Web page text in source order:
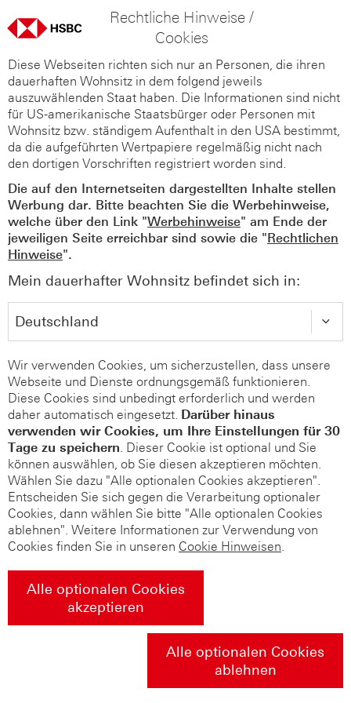
Rechtliche Hinweise /
Cookies
Diese Webseiten richten sich nur an Personen, die ihren
dauerhaften Wohnsitz in dem folgend jeweils
auszuwählenden Staat haben. Die Informationen sind nicht
für US-amerikanische Staatsbürger oder Personen mit
Wohnsitz bzw. ständigem Aufenthalt in den USA bestimmt,
da die aufgeführten Wertpapiere regelmäßig nicht nach
den dortigen Vorschriften registriert worden sind.
Die auf den Internetseiten dargestellten Inhalte stellen
Werbung dar. Bitte beachten Sie die Werbehinweise,
welche über den Link "Werbehinweise" am Ende der
jeweiligen Seite erreichbar sind sowie die "Rechtlichen
Hinweise".
Mein dauerhafter Wohnsitz befindet sich in:
Wir verwenden Cookies, um sicherzustellen, dass unsere
Webseite und Dienste ordnungsgemäß funktionieren.
Diese Cookies sind unbedingt erforderlich und werden
daher automatisch eingesetzt. Darüber hinaus
verwenden wir Cookies, um Ihre Einstellungen für 30
Tage zu speichern. Dieser Cookie ist optional und Sie
können auswählen, ob Sie diesen akzeptieren möchten.
Wählen Sie dazu "Alle optionalen Cookies akzeptieren".
Entscheiden Sie sich gegen die Verarbeitung optionaler
Cookies, dann wählen Sie bitte "Alle optionalen Cookies
ablehnen". Weitere Informationen zur Verwendung von
Cookies finden Sie in unseren Cookie Hinweisen.
Alle optionalen Cookies
akzeptieren
Alle optionalen Cookies
ablehnen